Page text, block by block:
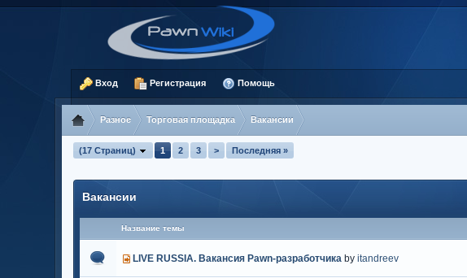
Вход Регистрация Помощь
Разное Торговая площадка Вакансии
(17 Страниц) 1 2 3 > Последняя »
Вакансии
Название темы
LIVE RUSSIA. Вакансия Pawn-разработчика byitandreev